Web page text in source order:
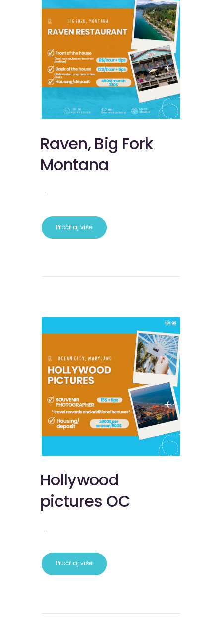
Raven, Big Fork
Montana
...
Pročitaj više
Hollywood
pictures OC
...
Pročitaj više